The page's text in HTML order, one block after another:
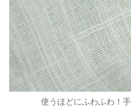
使うほどにふわふわ！